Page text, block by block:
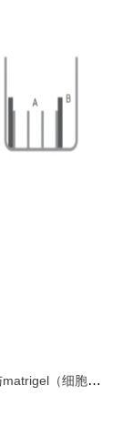
板里，所以最早出现自动化设备其实也是基于类似原理的挤出式方案